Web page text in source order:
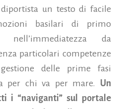
un testo di facile
basilari di primo
nell’immediatezza da
particolari competenze
delle prime fasi
per chi va per mare. Un
i “naviganti” sul portale